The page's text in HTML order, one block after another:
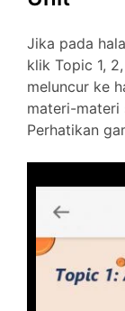
Jika pada
klik Topic 1,
meluncur ke
materi-materi
Perhatikan